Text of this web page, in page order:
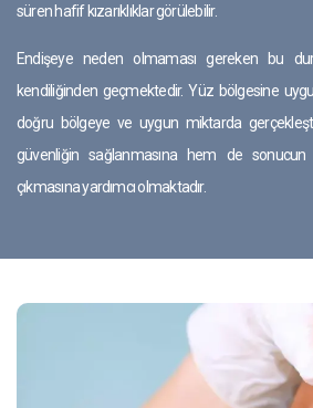
süren hafif kızarıklıklar görülebilir.
Endişeye neden olmaması gereken bu
kendiliğinden geçmektedir. Yüz bölgesine
doğru bölgeye ve uygun miktarda
güvenliğin sağlanmasına hem de
çıkmasına yardımcı olmaktadır.